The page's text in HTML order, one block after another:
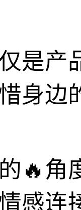
是
身边
🔥角
感连